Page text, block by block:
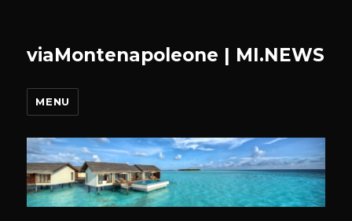
viaMontenapoleone | MI.NEWS
MENU